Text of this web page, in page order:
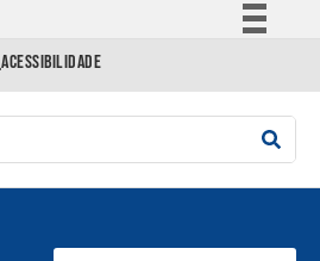
Comunica BR
Acesso à informação
ACESSIBILIDADE